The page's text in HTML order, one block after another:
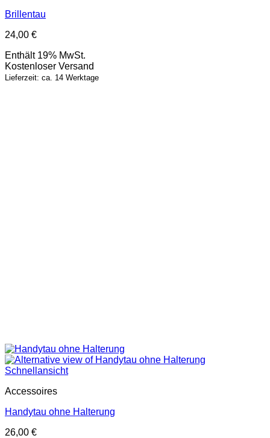
Brillentau
24,00 €
Enthält 19% MwSt.
Kostenloser Versand
Lieferzeit: ca. 14 Werktage
Schnellansicht
Accessoires
Handytau ohne Halterung
26,00 €